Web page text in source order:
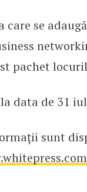
se
pachet
data de 31
sunt